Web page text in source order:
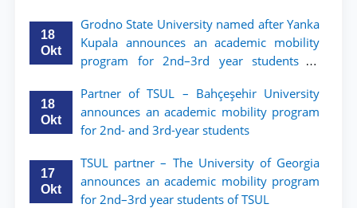
18
Okt
Grodno State University named after Yanka
Kupala announces an academic mobility
program for 2nd–3rd year students of
18
Okt
Partner of TSUL – Bahçeşehir University
announces an academic mobility program
for 2nd- and 3rd-year students
17
Okt
TSUL partner – The University of Georgia
announces an academic mobility program
for 2nd–3rd year students of TSUL